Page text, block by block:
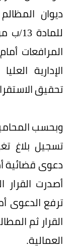
ديوان
المرافعات
الإدارية
تحقيق
وبحسب
تسجيل بلاغ
دعوى قضائية
أصدرت
ترفع الدعوى
القرار ثم
العمالية.